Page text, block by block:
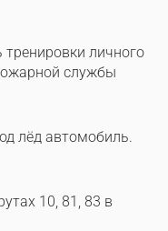
личного
службы
лёд автомобиль.
10, 81, 83 в